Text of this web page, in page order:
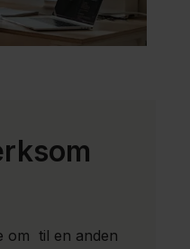
om til en anden